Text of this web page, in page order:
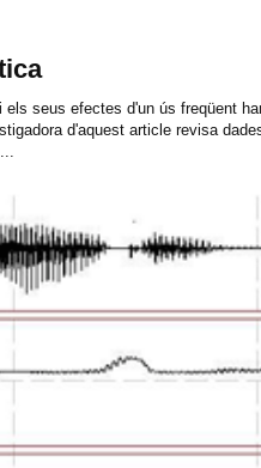
seus efectes d'un ús freqüent
d'aquest article revisa